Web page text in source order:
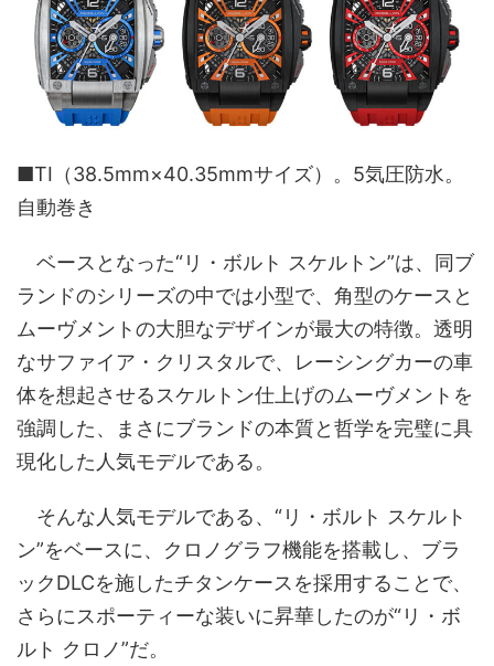
■TI（38.5mm×40.35mmサイズ）。5気圧防水。
自動巻き
ベースとなった“リ・ボルト スケルトン”は、同ブ
ランドのシリーズの中では小型で、角型のケースと
ムーヴメントの大胆なデザインが最大の特徴。透明
なサファイア・クリスタルで、レーシングカーの⾞
体を想起させるスケルトン仕上げのムーヴメントを
強調した、まさにブランドの本質と哲学を完璧に具
現化した人気モデルである。
そんな人気モデルである、“リ・ボルト スケルト
ン”をベースに、クロノグラフ機能を搭載し、ブラ
ックDLCを施したチタンケースを採用することで、
さらにスポーティーな装いに昇華したのが“リ・ボ
ルト クロノ”だ。